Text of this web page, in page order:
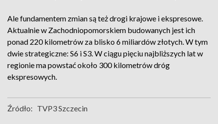
Ale fundamentem zmian są też drogi krajowe i ekspresowe.
Aktualnie w Zachodniopomorskiem budowanych jest ich
ponad 220 kilometrów za blisko 6 miliardów złotych. W tym
dwie strategiczne: S6 i S3. W ciągu pięciu najbliższych lat w
regionie ma powstać około 300 kilometrów dróg
ekspresowych.
Źródło: TVP3 Szczecin